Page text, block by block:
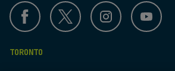
TORONTO